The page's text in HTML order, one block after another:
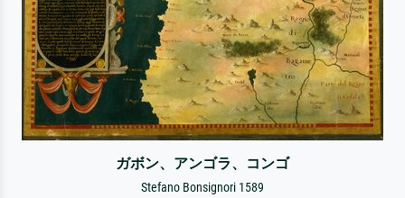
ガボン、アンゴラ、コンゴ
Stefano Bonsignori 1589